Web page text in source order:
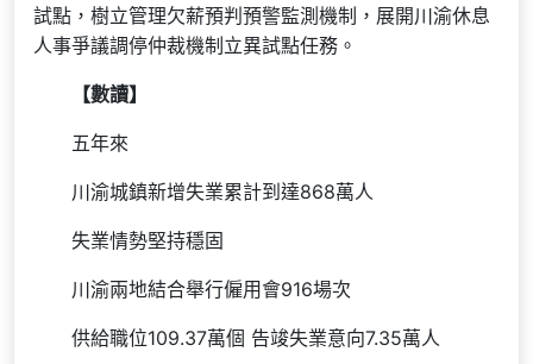
試點，樹立管理欠薪預判預警監測機制，展開川渝休息
人事爭議調停仲裁機制立異試點任務。
【數讀】
五年來
川渝城鎮新增失業累計到達868萬人
失業情勢堅持穩固
川渝兩地結合舉行僱用會916場次
供給職位109.37萬個 告竣失業意向7.35萬人